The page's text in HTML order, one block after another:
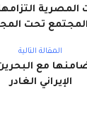
التزامها
تحت
المقالة التالية
مع
الإيراني الغادر